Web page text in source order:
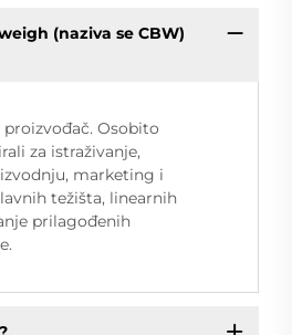
(naziva se CBW)
Osobito
za istraživanje,
marketing i
težišta, linearnih
prilagođenih